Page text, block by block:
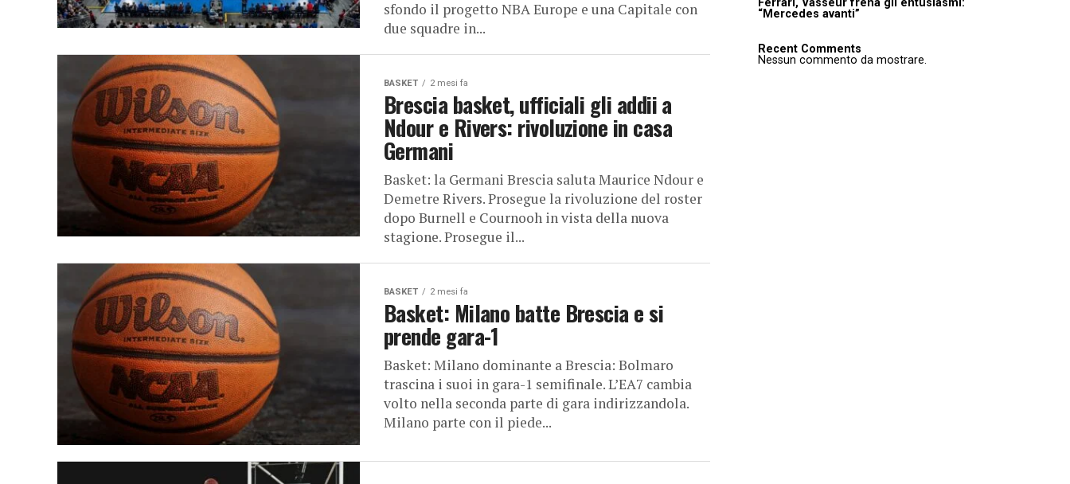
sfondo il progetto NBA Europe e una Capitale con
due squadre in...
BASKET 2 mesi fa
Brescia basket, ufficiali gli addii a
Ndour e Rivers: rivoluzione in casa
Germani
Basket: la Germani Brescia saluta Maurice Ndour e
Demetre Rivers. Prosegue la rivoluzione del roster
dopo Burnell e Cournooh in vista della nuova
stagione. Prosegue il...
BASKET 2 mesi fa
Basket: Milano batte Brescia e si
prende gara-1
Basket: Milano dominante a Brescia: Bolmaro
trascina i suoi in gara-1 semifinale. L’EA7 cambia
volto nella seconda parte di gara indirizzandola.
Milano parte con il piede...
Ferrari, Vasseur frena gli entusiasmi:
“Mercedes avanti”
Recent Comments
Nessun commento da mostrare.